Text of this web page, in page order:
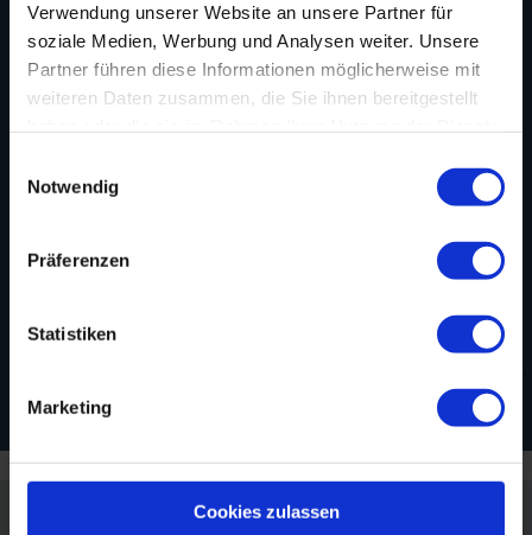
Verwendung unserer Website an unsere Partner für
soziale Medien, Werbung und Analysen weiter. Unsere
Partner führen diese Informationen möglicherweise mit
weiteren Daten zusammen, die Sie ihnen bereitgestellt
Notwendig
Präferenzen
Statistiken
Marketing
Cookies zulassen
große Karte öffnen
Ihr Ansprechpartner vor Ort